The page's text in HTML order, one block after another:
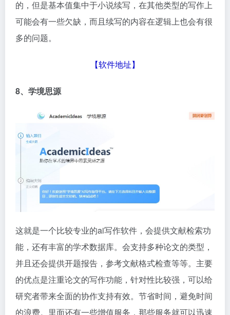
的，但是基本值集中于小说续写，在其他类型的写作上
可能会有一些欠缺，而且续写的内容在逻辑上也会有很
多的问题。
【软件地址】
8、学境思源
这就是一个比较专业的ai写作软件，会提供文献检索功
能，还有丰富的学术数据库。会支持多种论文的类型，
并且还会提供开题报告，参考文献格式检查等等。主要
的优点是注重论文的写作功能，针对性比较强，可以给
研究者带来全面的协作支持有效。节省时间，避免时间
的浪费。里面还有一些增值服务，那些服务就可以迅速